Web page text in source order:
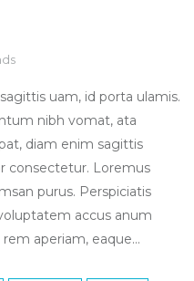
uam, id porta ulamis.
nibh vomat, ata
diam enim sagittis
consectetur. Loremus
purus. Perspiciatis
accus anum
aperiam, eaque...